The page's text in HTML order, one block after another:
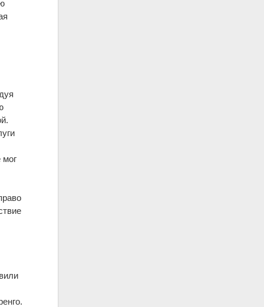
мог